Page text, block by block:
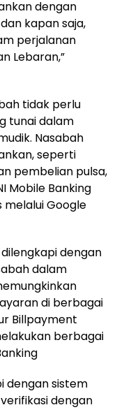
dengan
kapan saja,
perjalanan
Lebaran,”
tidak perlu
tunai dalam
Nasabah
seperti
pembelian pulsa,
Mobile Banking
Google
dilengkapi dengan
dalam
di berbagai
Billpayment
berbagai
dengan sistem
dengan